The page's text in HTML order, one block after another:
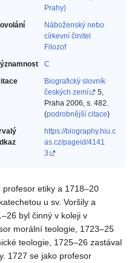
Prahy)
Náboženský nebo
církevní činitel‎
Filozof‎
C
Biografický slovník
českých zemí
5,
Praha 2006, s. 482.
(podrobnější citace)
https://biography.hiu.c
as.cz/pageid/4141
3
etiky a 1718–20
u sv. Voršily a
byl činný v koleji v
morální teologie, 1723–25
teologie, 1725–26 zastával
1727 se jako profesor